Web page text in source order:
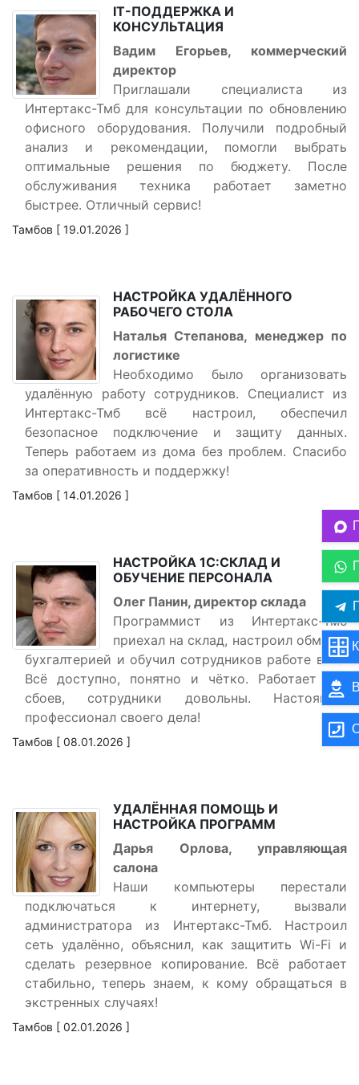
IT-ПОДДЕРЖКА И
КОНСУЛЬТАЦИЯ
Вадим Егорьев, коммерческий
директор
Приглашали специалиста из
Интертакс-Тмб для консультации по обновлению
офисного оборудования. Получили подробный
анализ и рекомендации, помогли выбрать
оптимальные решения по бюджету. После
обслуживания техника работает заметно
быстрее. Отличный сервис!
Тамбов [ 19.01.2026 ]
НАСТРОЙКА УДАЛЁННОГО
РАБОЧЕГО СТОЛА
Наталья Степанова, менеджер по
логистике
Необходимо было организовать
удалённую работу сотрудников. Специалист из
Интертакс-Тмб всё настроил, обеспечил
безопасное подключение и защиту данных.
Теперь работаем из дома без проблем. Спасибо
за оперативность и поддержку!
Тамбов [ 14.01.2026 ]
НАСТРОЙКА 1С:СКЛАД И
ОБУЧЕНИЕ ПЕРСОНАЛА
Олег Панин, директор склада
Программист из Интертакс-Тмб
приехал на склад, настроил обмен с
бухгалтерией и обучил сотрудников работе в 1С.
Всё доступно, понятно и чётко. Работает без
сбоев, сотрудники довольны. Настоящий
профессионал своего дела!
Тамбов [ 08.01.2026 ]
УДАЛЁННАЯ ПОМОЩЬ И
НАСТРОЙКА ПРОГРАММ
Дарья Орлова, управляющая
салона
Наши компьютеры перестали
подключаться к интернету, вызвали
администратора из Интертакс-Тмб. Настроил
сеть удалённо, объяснил, как защитить Wi-Fi и
сделать резервное копирование. Всё работает
стабильно, теперь знаем, к кому обращаться в
экстренных случаях!
Тамбов [ 02.01.2026 ]